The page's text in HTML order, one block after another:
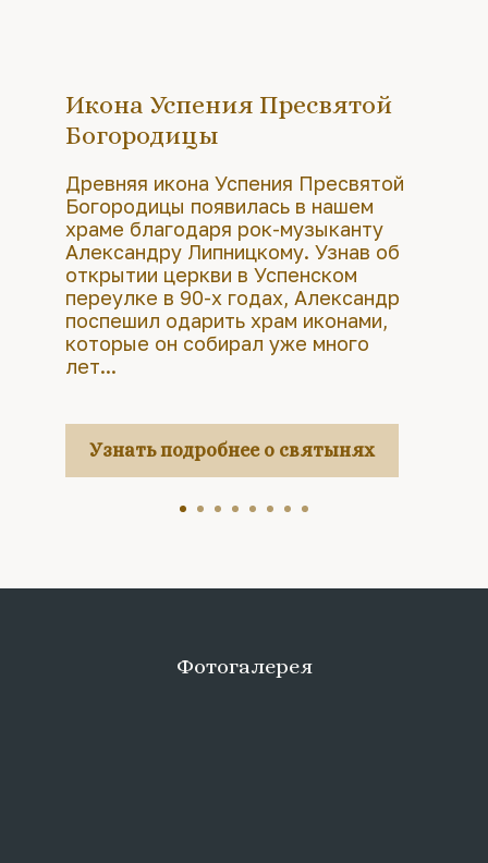
Икона Успения Пресвятой
Богородицы
Древняя икона Успения Пресвятой
Богородицы появилась в нашем
храме благодаря рок-музыканту
Александру Липницкому. Узнав об
открытии церкви в Успенском
переулке в 90-х годах, Александр
поспешил одарить храм иконами,
которые он собирал уже много
лет...
Узнать подробнее о святынях
Фотогалерея